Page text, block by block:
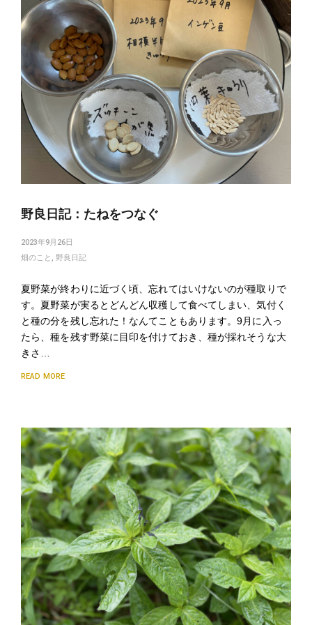
野良日記：たねをつなぐ
2023年9月26日
畑のこと
野良日記
夏野菜が終わりに近づく頃、忘れてはいけないのが種取りで
す。夏野菜が実るとどんどん収穫して食べてしまい、気付く
と種の分を残し忘れた！なんてこともあります。9月に入っ
たら、種を残す野菜に目印を付けておき、種が採れそうな大
きさ…
READ MORE